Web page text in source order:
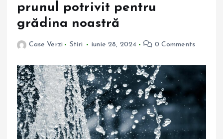
prunul potrivit pentru
grădina noastră
Case Verzi Stiri iunie 28, 2024 0 Comments